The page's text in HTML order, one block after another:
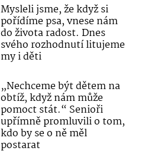
Mysleli jsme, že když si
pořídíme psa, vnese nám
do života radost. Dnes
svého rozhodnutí litujeme
my i děti
„Nechceme být dětem na
obtíž, když nám může
pomoct stát.“ Senioři
upřímně promluvili o tom,
kdo by se o ně měl
postarat